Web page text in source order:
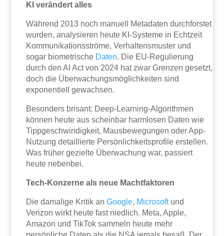
KI verändert alles
Während 2013 noch manuell Metadaten durchforstet
wurden, analysieren heute KI-Systeme in Echtzeit
Kommunikationsströme, Verhaltensmuster und
sogar biometrische Daten. Die EU-Regulierung
durch den AI Act von 2024 hat zwar Grenzen gesetzt,
doch die Überwachungsmöglichkeiten sind
exponentiell gewachsen.
Besonders brisant: Deep-Learning-Algorithmen
können heute aus scheinbar harmlosen Daten wie
Tippgeschwindigkeit, Mausbewegungen oder App-
Nutzung detaillierte Persönlichkeitsprofile erstellen.
Was früher gezielte Überwachung war, passiert
heute nebenbei.
Tech-Konzerne als neue Machtfaktoren
Die damalige Kritik anGoogle, Microsoftund
Verizon wirkt heute fast niedlich. Meta, Apple,
Amazon und TikTok sammeln heute mehr